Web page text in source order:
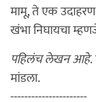
मामू, ते एक
खंभा निघायचा
पहिलंच लेखन आहे.
मांडला.
----------------------